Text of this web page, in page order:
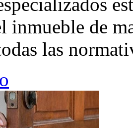
inmueble de
las